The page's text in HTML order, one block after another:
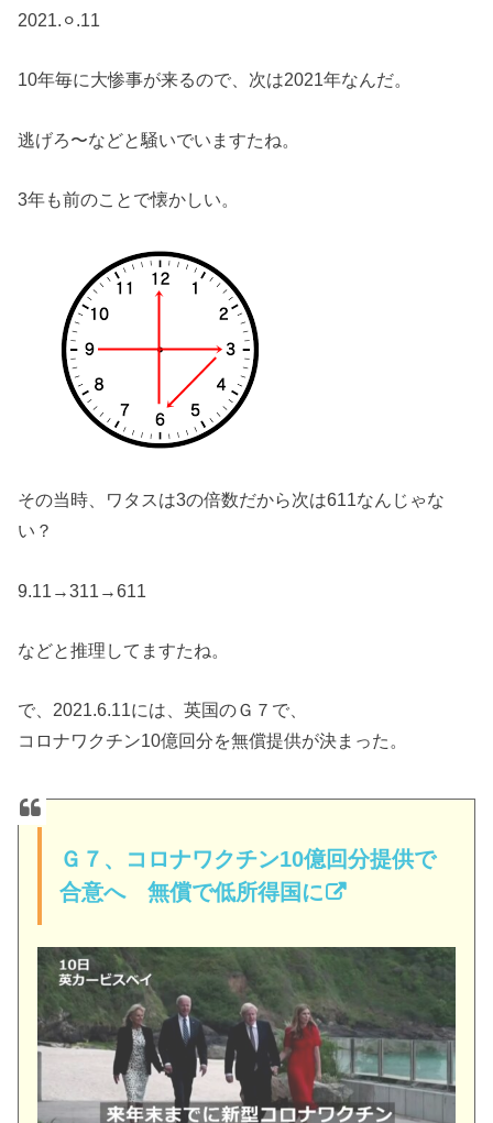
2021.⚪︎.11
10年毎に大惨事が来るので、次は2021年なんだ。
逃げろ〜などと騒いでいますたね。
3年も前のことで懐かしい。
その当時、ワタスは3の倍数だから次は611なんじゃな
い？
9.11→311→611
などと推理してますたね。
で、2021.6.11には、英国のＧ７で、
コロナワクチン10億回分を無償提供が決まった。
Ｇ７、コロナワクチン10億回分提供で
合意へ 無償で低所得国に